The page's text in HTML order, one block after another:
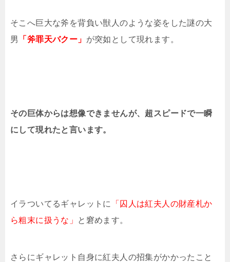
そこへ巨大な斧を背負い獣人のような姿をした謎の大
男
「斧罪天バクー」 が突如として現れます。
その巨体からは想像できませんが、超スピードで一瞬
にして現れたと言います。
イラついてるギャレットに
「囚人は紅夫人の財産札か
ら粗末に扱うな」
と窘めます。
さらにギャレット自身に紅夫人の招集がかかったこと